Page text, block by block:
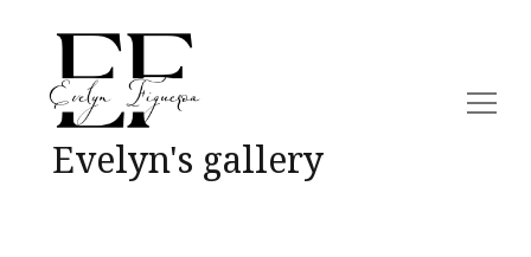
Evelyn's gallery